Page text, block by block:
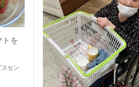
トを
セン